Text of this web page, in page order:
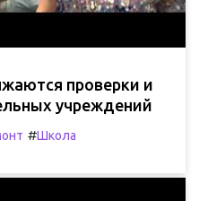
проверки и
учреждений
#Школа